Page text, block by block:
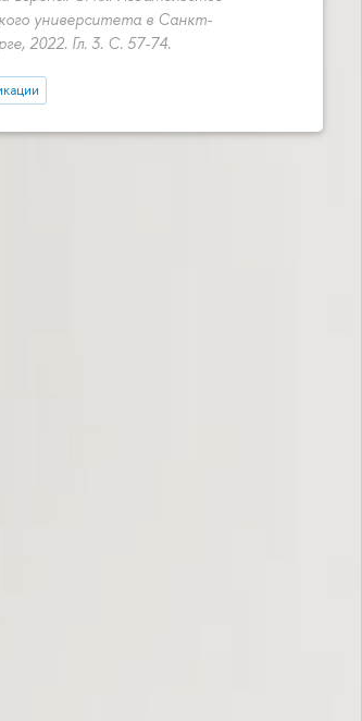
университета в Санкт-
2022. Гл. 3. С. 57-74.